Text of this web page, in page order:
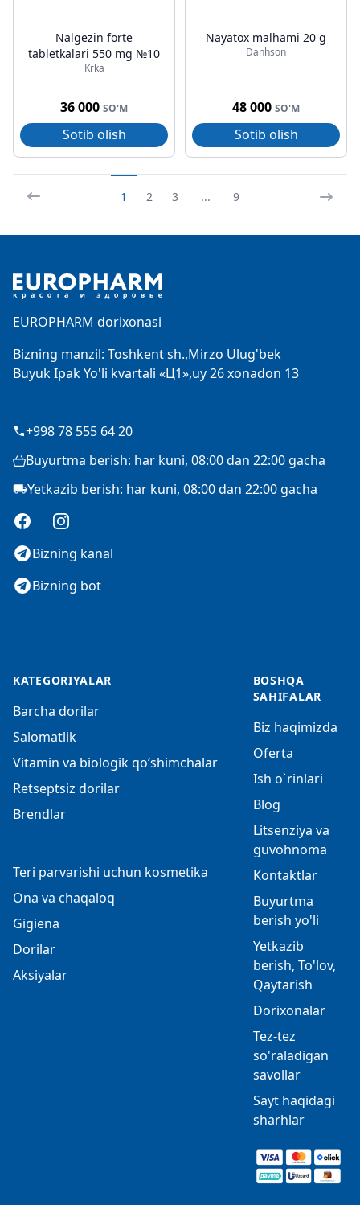
Nalgezin forte
tabletkalari 550 mg №10
Krka
36 000 SO'M
Sotib olish
Nayatox malhami 20 g
Danhson
48 000 SO'M
Sotib olish
1 2 3 ... 9
EUROPHARM dorixonasi
Bizning manzil: Toshkent sh.,Mirzo Ulug'bek
Buyuk Ipak Yo'li kvartali «Ц1»,uy 26 xonadon 13
+998 78 555 64 20
Buyurtma berish: har kuni, 08:00 dan 22:00 gacha
Yetkazib berish: har kuni, 08:00 dan 22:00 gacha
FacebookInstagram
Bizning kanal
Bizning bot
KATEGORIYALAR
Barcha dorilar
Salomatlik
Vitamin va biologik qo‘shimchalar
Retseptsiz dorilar
Brendlar
Teri parvarishi uchun kosmetika
Ona va chaqaloq
Gigiena
Dorilar
Aksiyalar
BOSHQA
SAHIFALAR
Biz haqimizda
Oferta
Ish o`rinlari
Blog
Litsenziya va
guvohnoma
Kontaktlar
Buyurtma
berish yo'li
Yetkazib
berish, To'lov,
Qaytarish
Dorixonalar
Tez-tez
so'raladigan
savollar
Sayt haqidagi
sharhlar